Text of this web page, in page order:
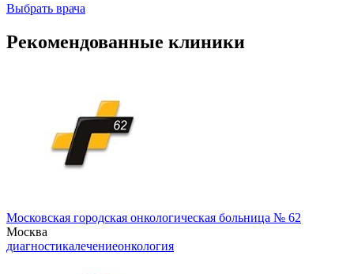
Выбрать врача
Рекомендованные клиники
Московская городская онкологическая больница № 62
Москва
диагностикалечениеонкология